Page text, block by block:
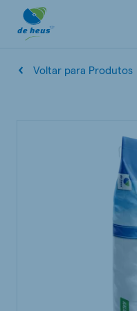
Voltar para Produtos